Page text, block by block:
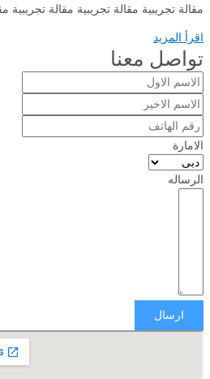
مقالة تجريبية مقالة تجريبية مقالة تجريبية
اقرأ المزيد
تواصل معنا
الامارة
الرساله
ارسال